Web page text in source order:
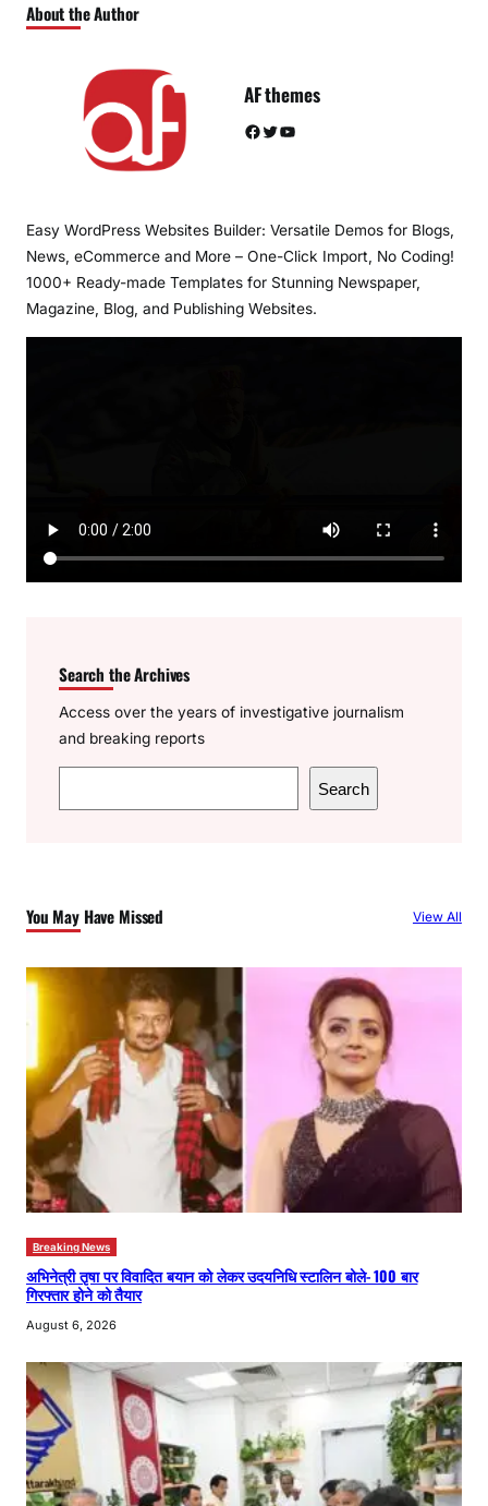
About the Author
AF themes
Facebook Twitter YouTube
Easy WordPress Websites Builder: Versatile Demos for Blogs,
News, eCommerce and More – One-Click Import, No Coding!
1000+ Ready-made Templates for Stunning Newspaper,
Magazine, Blog, and Publishing Websites.
Search the Archives
Access over the years of investigative journalism
and breaking reports
e
h
Search
You May Have Missed View All
Breaking News
अभिनेत्री तृषा पर विवादित बयान को लेकर उदयनिधि स्टालिन बोले- 100 बार
गिरफ्तार होने को तैयार
August 6, 2026